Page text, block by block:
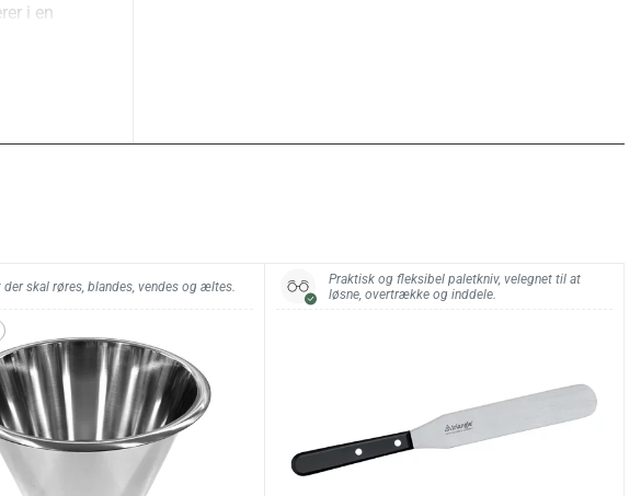
i en
der skal røres, blandes, vendes og æltes.
Praktisk og fleksibel paletkniv, velegnet til at
løsne, overtrække og inddele.